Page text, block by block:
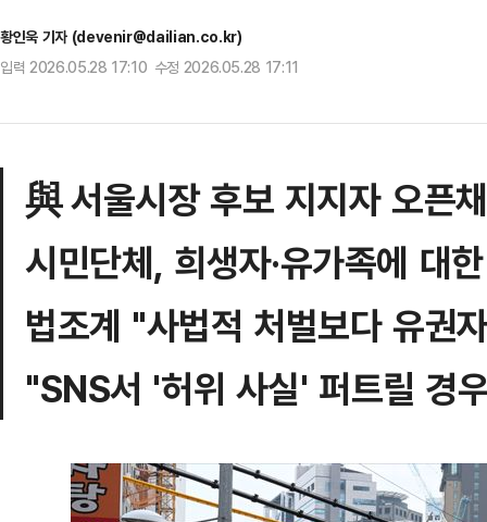
황인욱 기자 (devenir@dailian.co.kr)
입력 2026.05.28 17:10 수정 2026.05.28 17:11
與 서울시장 후보 지지자 오픈
시민단체, 희생자·유가족에 대
법조계 "사법적 처벌보다 유권
"SNS서 '허위 사실' 퍼트릴 경